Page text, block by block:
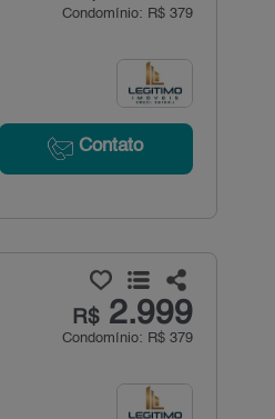
Condomínio: R$ 379
Contato
R$2.999
Condomínio: R$ 379